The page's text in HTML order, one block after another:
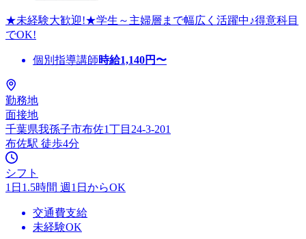
★未経験大歓迎!★学生～主婦層まで幅広く活躍中♪得意科目
でOK!
個別指導講師時給1,140円〜
勤務地
面接地
千葉県我孫子市布佐1丁目24-3-201
布佐駅 徒歩4分
シフト
1日1.5時間 週1日からOK
交通費支給
未経験OK